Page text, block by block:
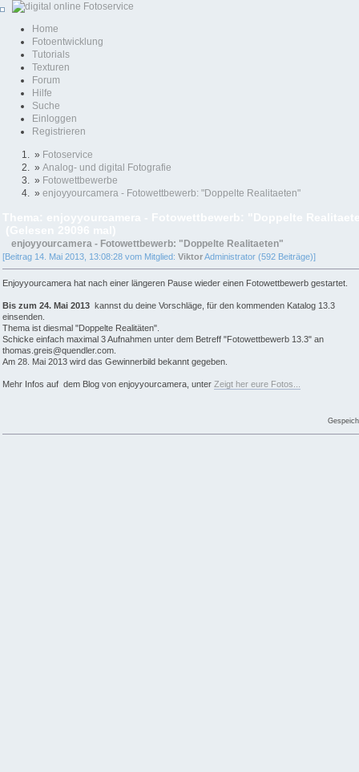
Home
Fotoentwicklung
Tutorials
Texturen
Forum
Hilfe
Suche
Einloggen
Registrieren
» Fotoservice
» Analog- und digital Fotografie
» Fotowettbewerbe
» enjoyyourcamera - Fotowettbewerb: "Doppelte Realitaeten"
enjoyyourcamera - Fotowettbewerb: "Doppelte Realitaeten"
[Beitrag 14. Mai 2013, 13:08:28 vom Mitglied: ViktorAdministrator (592 Beiträge)]
Enjoyyourcamera hat nach einer längeren Pause wieder einen Fotowettbewerb gestartet.
Bis zum 24. Mai 2013 kannst du deine Vorschläge, für den kommenden Katalog 13.3
einsenden.
Thema ist diesmal "Doppelte Realitäten".
Schicke einfach maximal 3 Aufnahmen unter dem Betreff "Fotowettbewerb 13.3" an
thomas.greis@quendler.com.
Am 28. Mai 2013 wird das Gewinnerbild bekannt gegeben.
Mehr Infos auf dem Blog von enjoyyourcamera, unter Zeigt her eure Fotos...